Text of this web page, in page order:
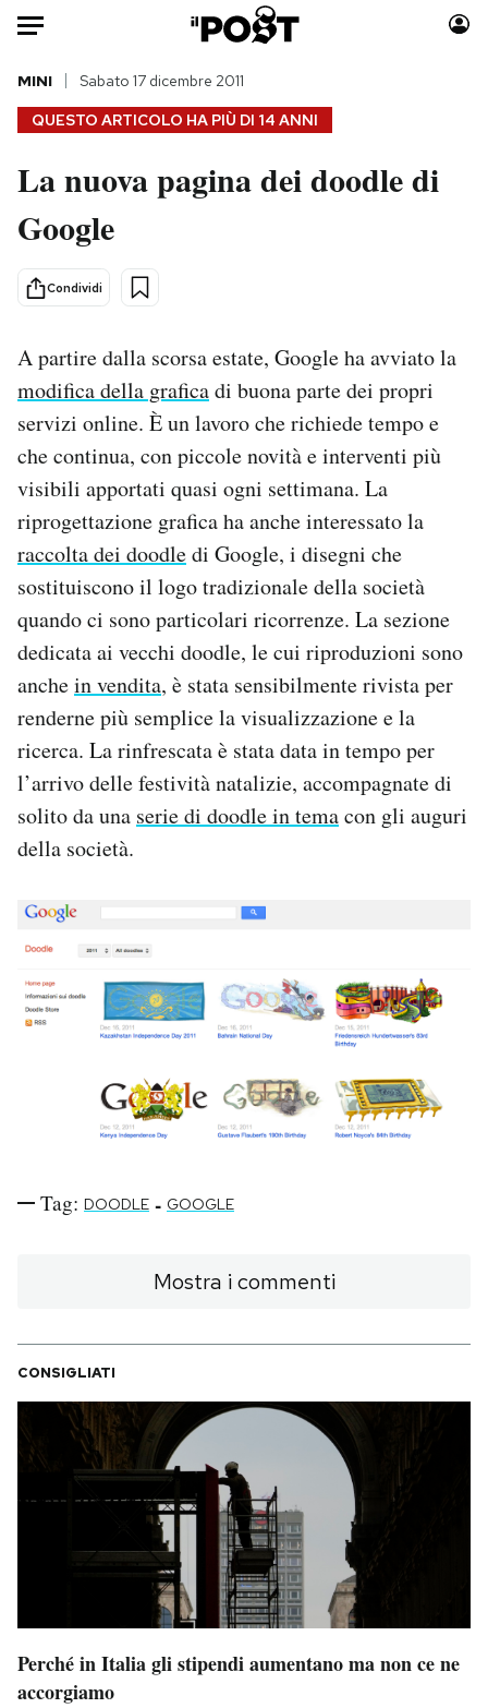
HOME
Italia
Politica
Tecnologia
Internet
Cultura
Economia
Sport
Moda
Europa
Altrecose
Mondiali calcio 2026
PODCAST
I MIEI PREFERITI
SHOP
CALENDARIO
Notifiche mobile
Regala il Post
QUESTO ARTICOLO HA PIÙ DI 14 ANNI
MINI Sabato 17 dicembre 2011
La nuova pagina dei doodle di
Google
Condividi
A partire dalla scorsa estate, Google ha avviato la
modifica della graficadi buona parte dei propri
servizi online. È un lavoro che richiede tempo e
che continua, con piccole novità e interventi più
visibili apportati quasi ogni settimana. La
riprogettazione grafica ha anche interessato la
raccolta dei doodledi Google, i disegni che
sostituiscono il logo tradizionale della società
quando ci sono particolari ricorrenze. La sezione
dedicata ai vecchi doodle, le cui riproduzioni sono
anchein vendita, è stata sensibilmente rivista per
renderne più semplice la visualizzazione e la
ricerca. La rinfrescata è stata data in tempo per
l’arrivo delle festività natalizie, accompagnate di
solito da una serie di doodle in temacon gli auguri
della società.
Tag: DOODLE - GOOGLE
Mostra i commenti
CONSIGLIATI
Perché in Italia gli stipendi aumentano ma non ce ne
accorgiamo